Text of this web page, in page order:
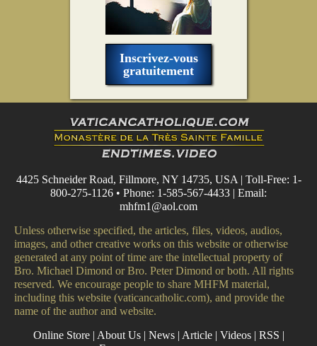
Inscrivez-vous
gratuitement
4425 Schneider Road, Fillmore, NY 14735, USA | Toll-Free: 1-
800-275-1126 • Phone: 1-585-567-4433 | Email:
mhfm1@aol.com
Unless otherwise specified, the articles, files, videos, audios,
images, and other creative works on this website or otherwise
generated at any point of time are the intellectual property of
Bro. Michael Dimond or Bro. Peter Dimond or both. All rights
reserved. We encourage people to share MHFM material,
including this website (vaticancatholic.com), and provide the
name of the author and website.
Online Store| About Us| News| Article| Videos| RSS |